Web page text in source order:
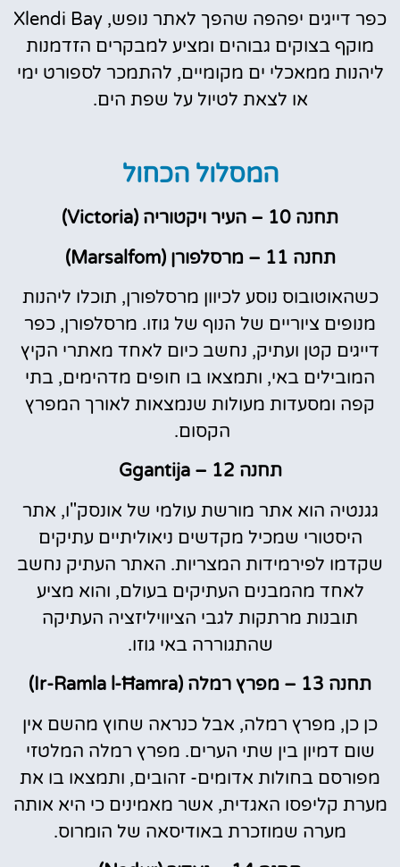
כפר דייגים יפהפה שהפך לאתר נופש, Xlendi Bay
מוקף בצוקים גבוהים ומציע למבקרים הזדמנות
ליהנות ממאכלי ים מקומיים, להתמכר לספורט ימי
או לצאת לטיול על שפת הים.
המסלול הכחול
תחנה 10 – העיר ויקטוריה (Victoria)
תחנה 11 – מרסלפורן (Marsalfom)
כשהאוטובוס נוסע לכיוון מרסלפורן, תוכלו ליהנות
מנופים ציוריים של הנוף של גוזו. מרסלפורן, כפר
דייגים קטן ועתיק, נחשב כיום לאחד מאתרי הקיץ
המובילים באי, ותמצאו בו חופים מדהימים, בתי
קפה ומסעדות מעולות שנמצאות לאורך המפרץ
הקסום.
תחנה 12 – Ggantija
גגנטיה הוא אתר מורשת עולמי של אונסק"ו, אתר
היסטורי שמכיל מקדשים ניאוליתיים עתיקים
שקדמו לפירמידות המצריות. האתר העתיק נחשב
לאחד מהמבנים העתיקים בעולם, והוא מציע
תובנות מרתקות לגבי הציוויליזציה העתיקה
שהתגוררה באי גוזו.
תחנה 13 – מפרץ רמלה (Ir-Ramla l-Ħamra)
כן כן, מפרץ רמלה, אבל כנראה שחוץ מהשם אין
שום דמיון בין שתי הערים. מפרץ רמלה המלטזי
מפורסם בחולות אדומים- זהובים, ותמצאו בו את
מערת קליפסו האגדית, אשר מאמינים כי היא אותה
מערה שמוזכרת באודיסאה של הומרוס.